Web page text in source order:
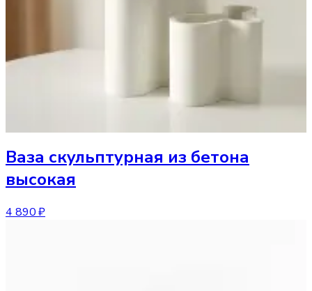
Ваза скульптурная из бетона
высокая
4 890 ₽